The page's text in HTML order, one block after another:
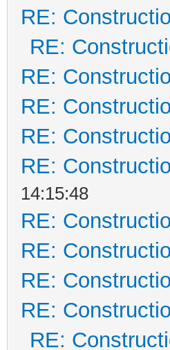
RE:
RE:
RE:
RE:
RE:
RE:
14:15:48
RE:
RE:
RE:
RE:
RE: